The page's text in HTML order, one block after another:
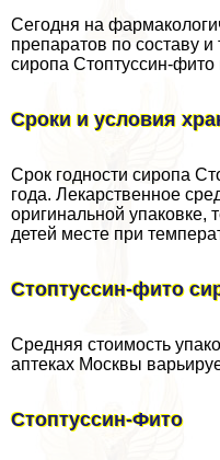
Сегодня на
препаратов по составу
сиропа Стоптуссин-фито
Сроки и условия
Срок годности сиропа
года. Лекарственное
оригинальной упаковке,
детей месте при
Стоптуссин-фито
Средняя стоимость
аптеках Москвы
Стоптуссин-Фито